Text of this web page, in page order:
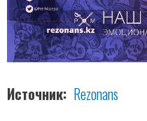
Источник Rezonans